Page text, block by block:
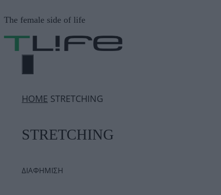
σε
περιεχόμενο
The female side of life
ΜΕΝΟΎ
ΗΟΜΕ STRETCHING
STRETCHING
ΔΙΑΦΗΜΙΣΗ